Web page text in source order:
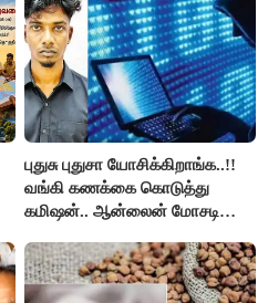
புதுசு புதுசா யோசிக்கிறாங்க..!!
வங்கி கணக்கை கொடுத்து
கமிஷன்.. ஆன்லைன் மோசடி
கைது..!!